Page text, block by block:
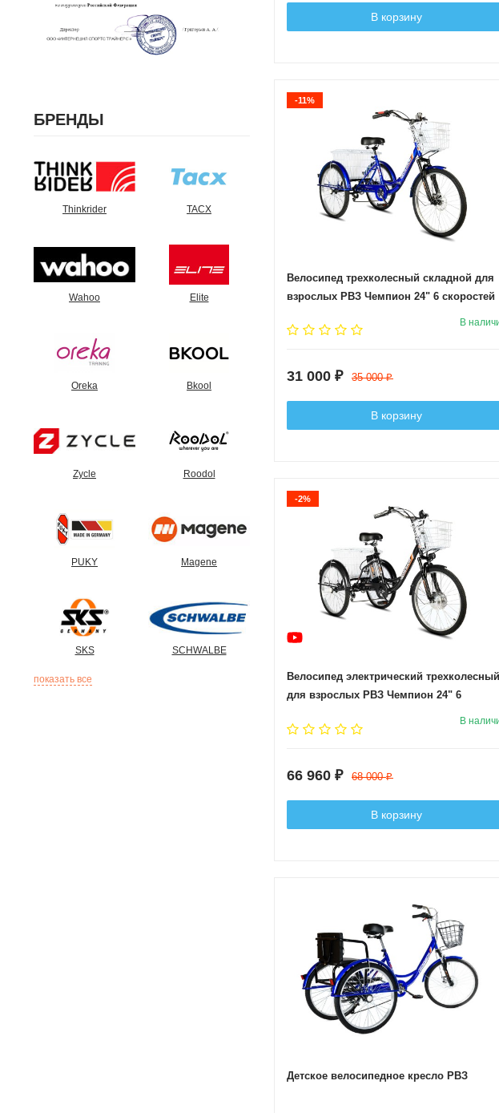
БРЕНДЫ
Thinkrider TACX
Wahoo Elite
Oreka Bkool
Zycle Roodol
PUKY Magene
SKS SCHWALBE
показать все
В корзину
-11%
Велосипед трехколесный складной для
взрослых РВЗ Чемпион 24" 6 скоростей
В
31 000 ₽ 35 000₽
В корзину
-2%
Велосипед электрический трехколесный
для взрослых РВЗ Чемпион 24" 6
В
66 960 ₽ 68 000₽
В корзину
Детское велосипедное кресло РВЗ